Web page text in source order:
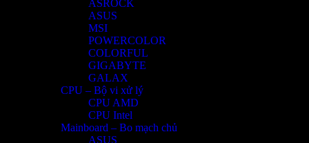
ASROCK
ASUS
MSI
POWERCOLOR
COLORFUL
GIGABYTE
GALAX
CPU – Bộ vi xử lý
CPU AMD
CPU Intel
Mainboard – Bo mạch chủ
ASUS